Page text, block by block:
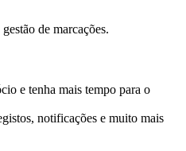
de marcações.
e tenha mais tempo para o
notificações e muito mais